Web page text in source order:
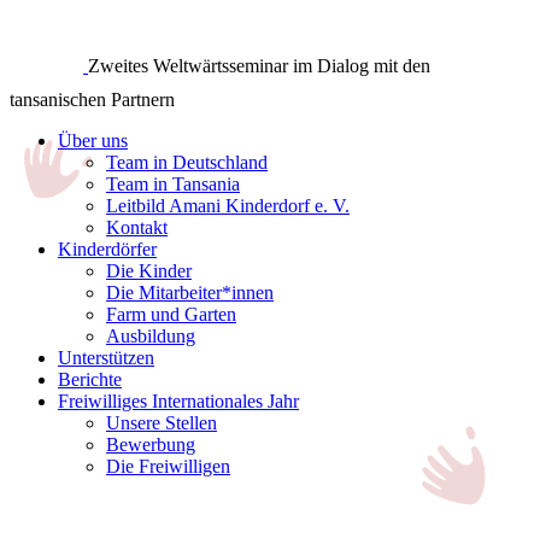
Zweites Weltwärtsseminar im Dialog mit den
tansanischen Partnern
Über uns
Team in Deutschland
Team in Tansania
Leitbild Amani Kinderdorf e. V.
Kontakt
Kinderdörfer
Die Kinder
Die Mitarbeiter*innen
Farm und Garten
Ausbildung
Unterstützen
Berichte
Freiwilliges Internationales Jahr
Unsere Stellen
Bewerbung
Die Freiwilligen